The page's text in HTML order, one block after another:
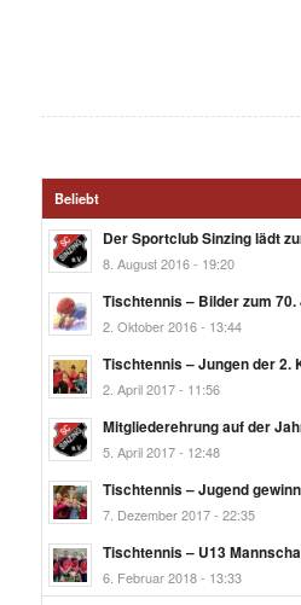
Beliebt
Der Sportclub Sinzing lädt
8. August 2016 - 19:20
Tischtennis – Bilder zum
2. Oktober 2016 - 13:44
Tischtennis – Jungen der 2.
2. April 2017 - 11:56
Mitgliederehrung auf der
5. April 2017 - 12:48
Tischtennis – Jugend
7. Dezember 2017 - 22:35
Tischtennis – U13
6. Februar 2018 - 13:33